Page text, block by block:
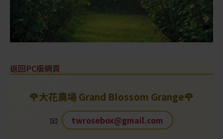
返回PC版網頁
🌹大花農場 Grand Blossom Grange🌹
📧 twrosebox@gmail.com